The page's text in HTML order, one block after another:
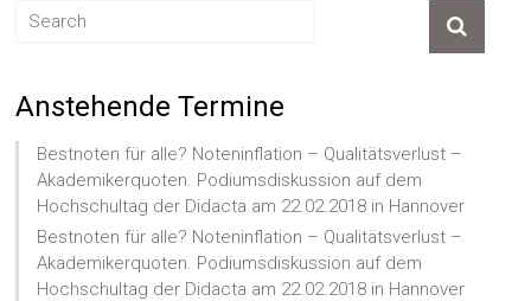
Anstehende Termine
Bestnoten für alle? Noteninflation – Qualitätsverlust –
Akademikerquoten. Podiumsdiskussion auf dem
Hochschultag der Didacta am 22.02.2018 in Hannover
Bestnoten für alle? Noteninflation – Qualitätsverlust –
Akademikerquoten. Podiumsdiskussion auf dem
Hochschultag der Didacta am 22.02.2018 in Hannover